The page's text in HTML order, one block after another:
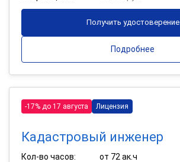
Получить удостоверение
Подробнее
-17% до 17 августа Лицензия
Кадастровый инженер
Кол-во часов:
от 72 ак.ч